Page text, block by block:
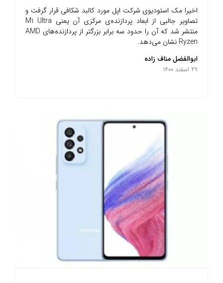
اخیرا مک استودیوی شرکت اپل مورد کالبد شکافی قرار گرفت و
تصاویر جالبی از ابعاد پردازنده‌ی مرکزی آن یعنی M1 Ultra
منتشر شد که آن را حدود سه برابر بزرگتر از پردازنده‌های AMD
Ryzen نشان می‌دهد.
ابوالفضل مناف زاده
29 اسفند 1400